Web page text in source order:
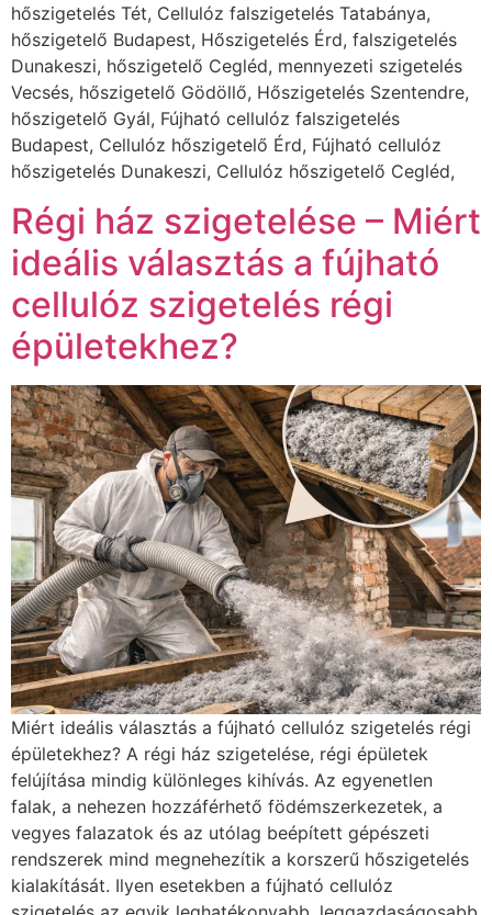
hőszigetelés Tét, Cellulóz falszigetelés Tatabánya,
hőszigetelő Budapest, Hőszigetelés Érd, falszigetelés
Dunakeszi, hőszigetelő Cegléd, mennyezeti szigetelés
Vecsés, hőszigetelő Gödöllő, Hőszigetelés Szentendre,
hőszigetelő Gyál, Fújható cellulóz falszigetelés
Budapest, Cellulóz hőszigetelő Érd, Fújható cellulóz
hőszigetelés Dunakeszi, Cellulóz hőszigetelő Cegléd,
Régi ház szigetelése – Miért
ideális választás a fújható
cellulóz szigetelés régi
épületekhez?
Miért ideális választás a fújható cellulóz szigetelés régi
épületekhez? A régi ház szigetelése, régi épületek
felújítása mindig különleges kihívás. Az egyenetlen
falak, a nehezen hozzáférhető födémszerkezetek, a
vegyes falazatok és az utólag beépített gépészeti
rendszerek mind megnehezítik a korszerű hőszigetelés
kialakítását. Ilyen esetekben a fújható cellulóz